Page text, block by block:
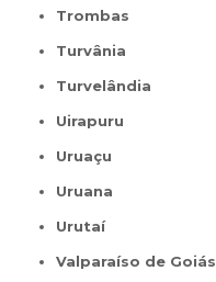
Trombas
Turvânia
Turvelândia
Uirapuru
Uruaçu
Uruana
Urutaí
Valparaíso de Goiás